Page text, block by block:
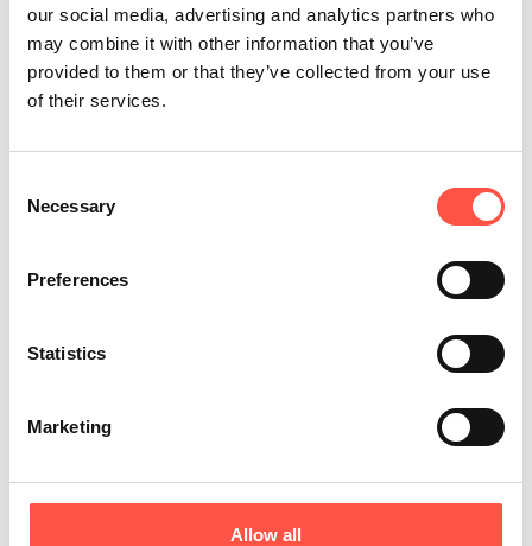
our social media, advertising and analytics partners who
may combine it with other information that you’ve
provided to them or that they’ve collected from your use
of their services.
Selection
Necessary
Preferences
Statistics
Marketing
Allow all